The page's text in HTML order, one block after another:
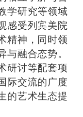
学研究等领域
感受列宾美院
精神，同时领
融合态势。
研讨等配套项
际交流的广度
的艺术生态提